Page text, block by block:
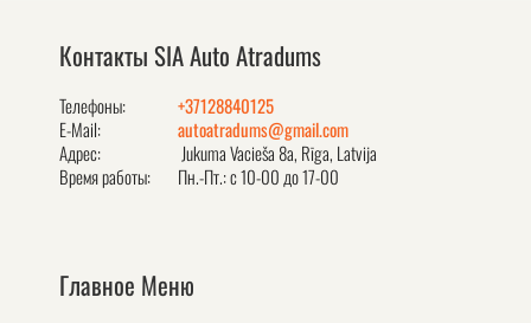
Контакты SIA Auto Atradums
Телефоны:
+37128840125
E-Mail:
autoatradums@gmail.com
Адрес:
Jukuma Vacieša 8a, Rīga, Latvija
Время работы:
Пн.-Пт.: с 10-00 до 17-00
Главное Меню